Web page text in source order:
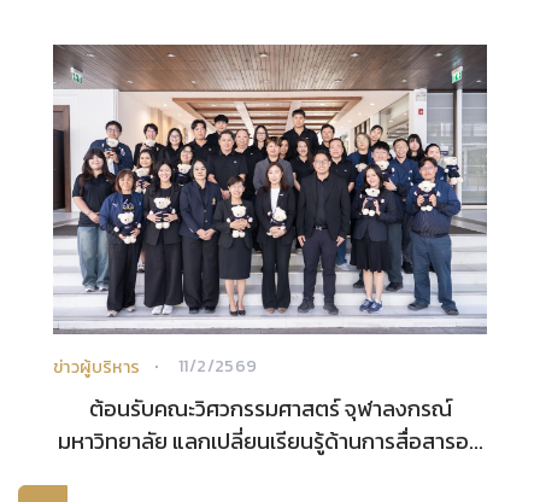
ข่าวผู้บริหาร 11/2/2569
ต้อนรับคณะวิศวกรรมศาสตร์ จุฬาลงกรณ์
มหาวิทยาลัย แลกเปลี่ยนเรียนรู้ด้านการสื่อสารอ...